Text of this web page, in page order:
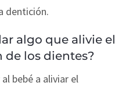
dentición.
algo que alivie el
de los dientes?
bebé a aliviar el